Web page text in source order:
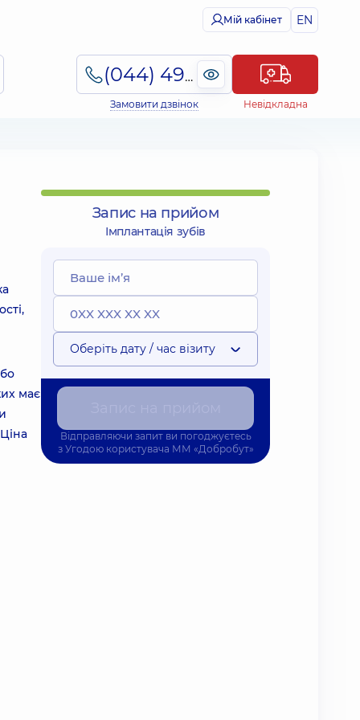
Мій кабінет EN
(044) 495-2-888
Замовити дзвінок Невідкладна
має
Запис на прийом
Імплантація зубів
Оберіть дату / час візиту
Відправляючи запит ви погоджуєтесь
з Угодою користувача ММ «Добробут»